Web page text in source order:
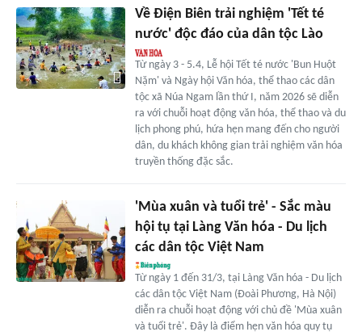
Về Điện Biên trải nghiệm 'Tết té
nước' độc đáo của dân tộc Lào
Từ ngày 3 - 5.4, Lễ hội Tết té nước 'Bun Huột
Nặm' và Ngày hội Văn hóa, thể thao các dân
tộc xã Núa Ngam lần thứ I, năm 2026 sẽ diễn
ra với chuỗi hoạt động văn hóa, thể thao và du
lịch phong phú, hứa hẹn mang đến cho người
dân, du khách không gian trải nghiệm văn hóa
truyền thống đặc sắc.
'Mùa xuân và tuổi trẻ' - Sắc màu
hội tụ tại Làng Văn hóa - Du lịch
các dân tộc Việt Nam
Từ ngày 1 đến 31/3, tại Làng Văn hóa - Du lịch
các dân tộc Việt Nam (Đoài Phương, Hà Nội)
diễn ra chuỗi hoạt động với chủ đề 'Mùa xuân
và tuổi trẻ'. Đây là điểm hẹn văn hóa quy tụ